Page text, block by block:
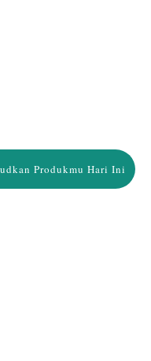
Produkmu Hari Ini